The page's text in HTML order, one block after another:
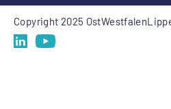
Copyright 2025